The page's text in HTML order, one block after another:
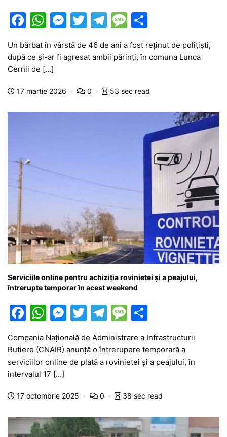
F
c
e
b
o
W
at
s
A
p
M
s
e
g
T
itt
T
el
e
a
m
M
e
s
a
e
ar
ta
a
ă
Un bărbat în vârstă de 46 de ani a fost reținut de polițiști,
după ce și-ar fi agresat ambii părinți, în comuna Lunca
Cernii de […]
17 martie 2026 0 53 sec read
Serviciile online pentru achiziția rovinietei și a peajului,
întrerupte temporar în acest weekend
F
c
e
b
o
k
W
at
s
A
p
M
s
s
n
er
T
itt
er
T
el
e
gr
m
M
s
s
g
ar
ta
je
z
Compania Națională de Administrare a Infrastructurii
Rutiere (CNAIR) anunță o întrerupere temporară a
serviciilor online de plată a rovinietei și a peajului, în
intervalul 17 […]
17 octombrie 2025 0 38 sec read